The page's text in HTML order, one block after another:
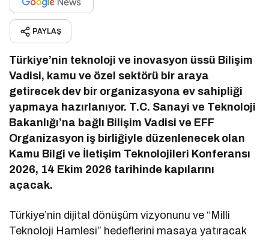
PAYLAŞ
Türkiye’nin teknoloji ve inovasyon üssü Bilişim
Vadisi, kamu ve özel sektörü bir araya
getirecek dev bir organizasyona ev sahipliği
yapmaya hazırlanıyor. T.C. Sanayi ve Teknoloji
Bakanlığı’na bağlı Bilişim Vadisi ve EFF
Organizasyon iş birliğiyle düzenlenecek olan
Kamu Bilgi ve İletişim Teknolojileri Konferansı
2026, 14 Ekim 2026 tarihinde kapılarını
açacak.
Türkiye’nin dijital dönüşüm vizyonunu ve “Milli
Teknoloji Hamlesi” hedeflerini masaya yatıracak